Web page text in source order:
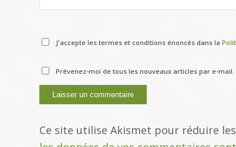
J'accepte les termes et conditions énoncés dans la
Prévenez-moi de tous les nouveaux articles par e-mail.
Ce site utilise Akismet pour réduire